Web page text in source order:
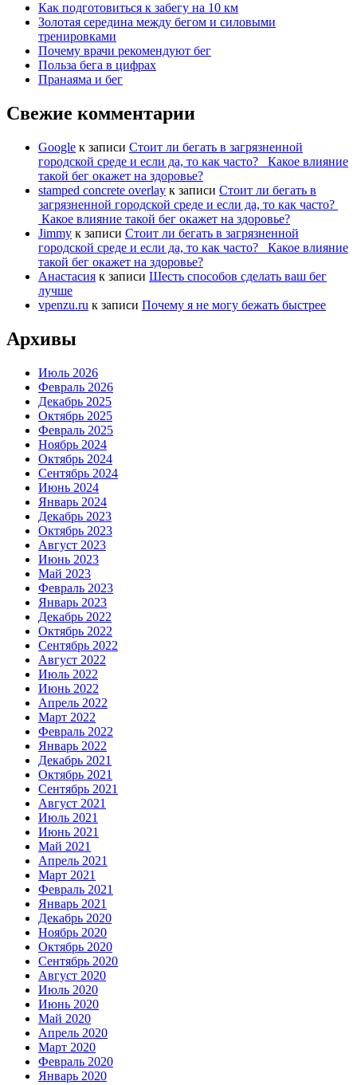
Как подготовиться к забегу на 10 км
Золотая середина между бегом и силовыми
тренировками
Почему врачи рекомендуют бег
Польза бега в цифрах
Пранаяма и бег
Свежие комментарии
Google к записи Стоит ли бегать в загрязненной
городской среде и если да, то как часто? Какое влияние
такой бег окажет на здоровье?
stamped concrete overlay к записи Стоит ли бегать в
загрязненной городской среде и если да, то как часто?
Какое влияние такой бег окажет на здоровье?
Jimmy к записи Стоит ли бегать в загрязненной
городской среде и если да, то как часто? Какое влияние
такой бег окажет на здоровье?
Анастасия к записи Шесть способов сделать ваш бег
лучше
vpenzu.ru к записи Почему я не могу бежать быстрее
Архивы
Июль 2026
Февраль 2026
Декабрь 2025
Октябрь 2025
Февраль 2025
Ноябрь 2024
Октябрь 2024
Сентябрь 2024
Июнь 2024
Январь 2024
Декабрь 2023
Октябрь 2023
Август 2023
Июнь 2023
Май 2023
Февраль 2023
Январь 2023
Декабрь 2022
Октябрь 2022
Сентябрь 2022
Август 2022
Июль 2022
Июнь 2022
Апрель 2022
Март 2022
Февраль 2022
Январь 2022
Декабрь 2021
Октябрь 2021
Сентябрь 2021
Август 2021
Июль 2021
Июнь 2021
Май 2021
Апрель 2021
Март 2021
Февраль 2021
Январь 2021
Декабрь 2020
Ноябрь 2020
Октябрь 2020
Сентябрь 2020
Август 2020
Июль 2020
Июнь 2020
Май 2020
Апрель 2020
Март 2020
Февраль 2020
Январь 2020